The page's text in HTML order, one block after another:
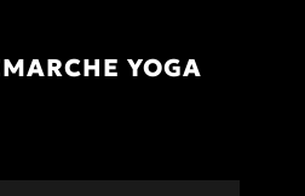
YOGA